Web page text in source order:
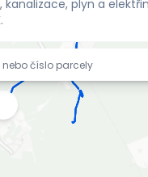
kanalizace, plyn a